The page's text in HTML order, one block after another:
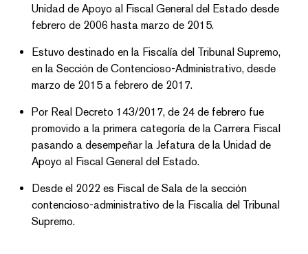
Unidad de Apoyo al Fiscal General del Estado desde
febrero de 2006 hasta marzo de 2015.
Estuvo destinado en la Fiscalía del Tribunal Supremo,
en la Sección de Contencioso-Administrativo, desde
marzo de 2015 a febrero de 2017.
Por Real Decreto 143/2017, de 24 de febrero fue
promovido a la primera categoría de la Carrera Fiscal
pasando a desempeñar la Jefatura de la Unidad de
Apoyo al Fiscal General del Estado.
Desde el 2022 es Fiscal de Sala de la sección
contencioso-administrativo de la Fiscalía del Tribunal
Supremo.